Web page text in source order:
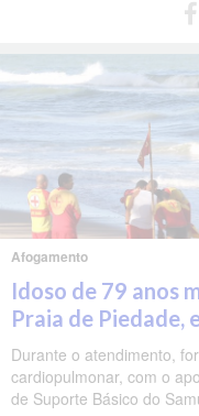
Afogamento
Idoso de 79 anos
Praia de Piedade,
Durante o atendimento,
cardiopulmonar, com o
de Suporte Básico do